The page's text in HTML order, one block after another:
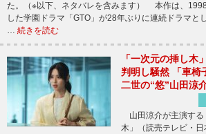
た。（※以下、ネタバレを含みます） 本作は、
した学園ドラマ「GTO」が28年ぶりに連続ドラマと
… 続きを読む
「一次元の挿し木
判明し騒然 「車椅
二世の“悠”山田涼
山田涼介が主演する
木」（読売テレビ・日